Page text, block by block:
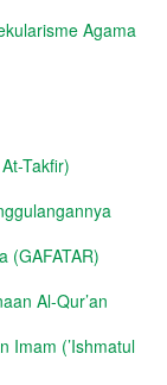
Agama
Takfir)
(GAFATAR)
Al-Qur’an
Imam (’Ishmatul